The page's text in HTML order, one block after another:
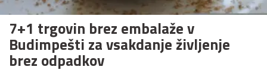
7+1 trgovin brez embalaže v
Budimpešti za vsakdanje življenje
brez odpadkov